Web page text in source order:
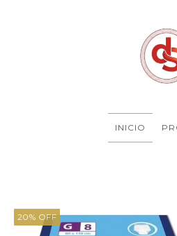
INICIO
20% OFF